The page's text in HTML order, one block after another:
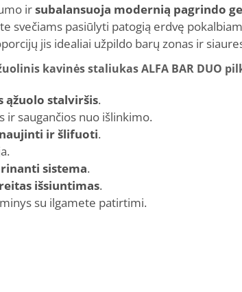
irsubalansuoja modernią pagrindo
svečiams pasiūlyti patogią erdvę
jis idealiai užpildo barų zonas ir
kavinės staliukas ALFA BAR DUO
ąžuolo stalviršis.
ir saugančios nuo išlinkimo.
ir šlifuoti.
sistema.
išsiuntimas.
su ilgamete patirtimi.